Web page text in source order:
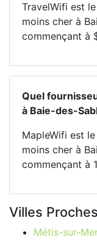
TravelWifi est
moins cher à
commençant à
Quel
à Baie-des-
MapleWifi est
moins cher à
commençant à 1
Villes Proches
Métis-sur-